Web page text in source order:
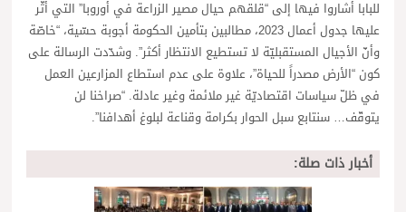
للبابا أشاروا فيها إلى “قلقهم حيال مصير الزراعة في أوروبا” التي أثّر
عليها جدول أعمال 2023، مطالبين بتأمين الحكومة أجوبة حسّية، “خاصّة
وأنّ الأجيال المستقبليّة لا تستطيع الانتظار أكثر”. وشدّدت الرسالة على
كون “الأرض مصدراً للحياة”، علاوة على عدم استطاع المزارعين العمل
في ظلّ سياسات اقتصاديّة غير ملائمة وغير عادلة. “صراخنا لن
يتوقّف… سنتابع سبل الحوار بكرامة وقناعة لبلوغ أهدافنا”.
أخبار ذات صلة: